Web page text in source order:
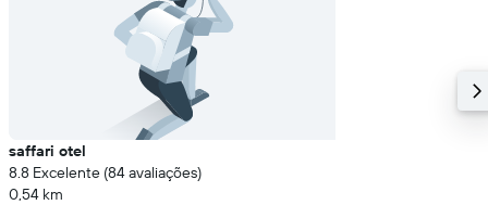
saffari otel
8.8 Excelente (84 avaliações)
0,54 km